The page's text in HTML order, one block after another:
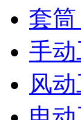
套
手
风